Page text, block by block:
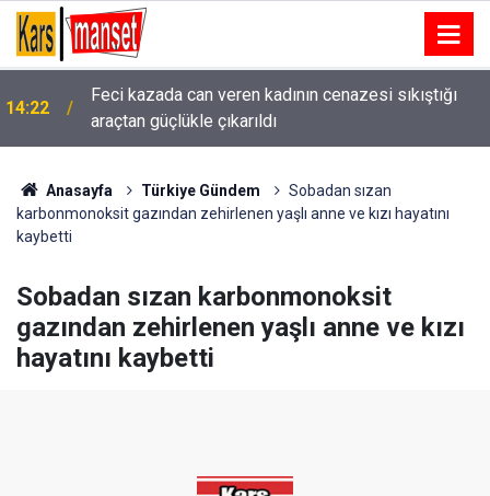
14:22
Feci kazada can veren kadının cenazesi sıkıştığı
araçtan güçlükle çıkarıldı
Anasayfa Türkiye Gündem
Sobadan sızan
karbonmonoksit gazından zehirlenen yaşlı anne ve kızı hayatını
kaybetti
Sobadan sızan karbonmonoksit
gazından zehirlenen yaşlı anne ve kızı
hayatını kaybetti